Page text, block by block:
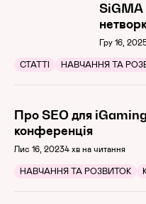
SiGMA
Гру 16,
СТАТТІ
НАВЧАННЯ ТА
Про SEO для
конференція
Лис 16, 20234 хв на читання
НАВЧАННЯ ТА РОЗВИТОК